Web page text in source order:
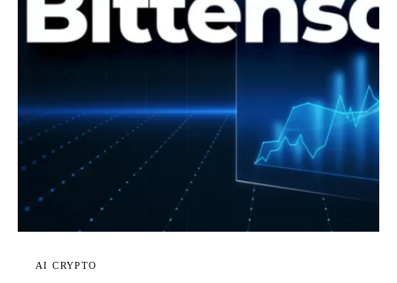
AI CRYPTO